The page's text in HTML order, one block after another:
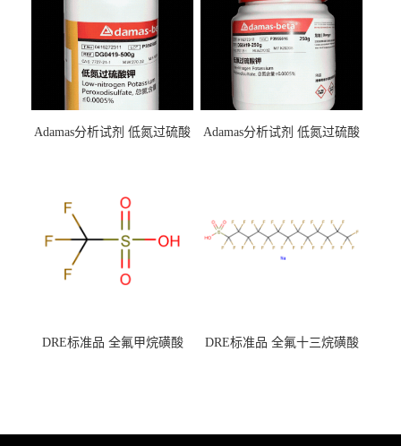
Adamas分析试剂 低氮过硫酸
（泰坦现货供应）
Adamas分析试剂 低氮过硫酸
DRE标准品 全氟甲烷磺酸
DRE标准品 全氟十三烷磺酸